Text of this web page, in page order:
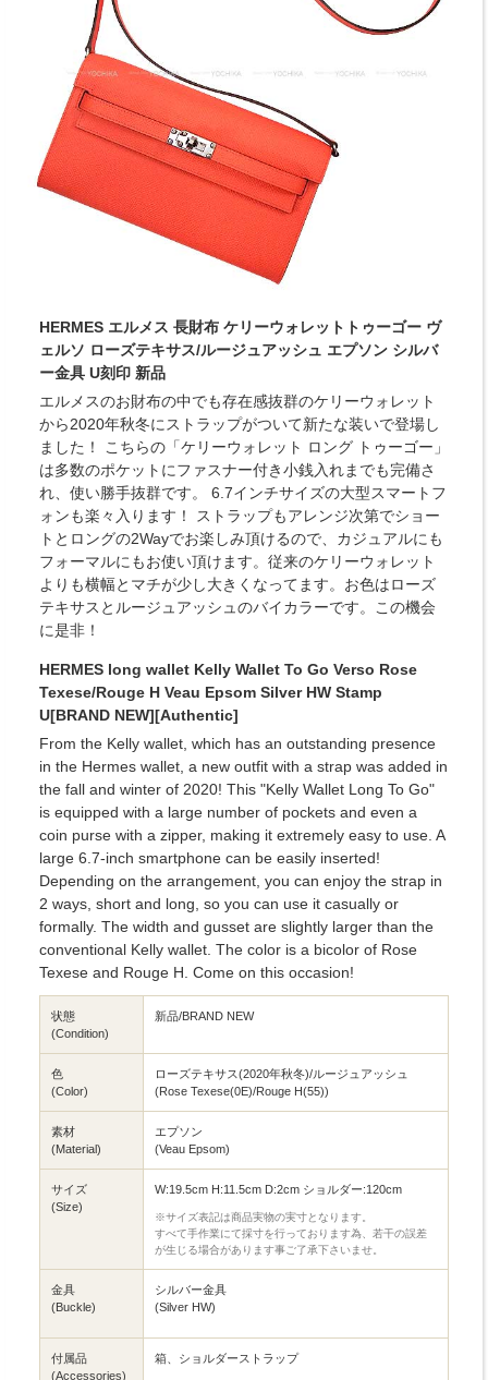
HERMES エルメス 長財布 ケリーウォレットトゥーゴー ヴ
ェルソ ローズテキサス/ルージュアッシュ エプソン シルバ
ー金具 U刻印 新品
エルメスのお財布の中でも存在感抜群のケリーウォレット
から2020年秋冬にストラップがついて新たな装いで登場し
ました！ こちらの「ケリーウォレット ロング トゥーゴー」
は多数のポケットにファスナー付き小銭入れまでも完備さ
れ、使い勝手抜群です。 6.7インチサイズの大型スマートフ
ォンも楽々入ります！ ストラップもアレンジ次第でショー
トとロングの2Wayでお楽しみ頂けるので、カジュアルにも
フォーマルにもお使い頂けます。従来のケリーウォレット
よりも横幅とマチが少し大きくなってます。お色はローズ
テキサスとルージュアッシュのバイカラーです。この機会
に是非！
HERMES long wallet Kelly Wallet To Go Verso Rose
Texese/Rouge H Veau Epsom Silver HW Stamp
U[BRAND NEW][Authentic]
From the Kelly wallet, which has an outstanding presence
in the Hermes wallet, a new outfit with a strap was added in
the fall and winter of 2020! This "Kelly Wallet Long To Go"
is equipped with a large number of pockets and even a
coin purse with a zipper, making it extremely easy to use. A
large 6.7-inch smartphone can be easily inserted!
Depending on the arrangement, you can enjoy the strap in
2 ways, short and long, so you can use it casually or
formally. The width and gusset are slightly larger than the
conventional Kelly wallet. The color is a bicolor of Rose
Texese and Rouge H. Come on this occasion!
状態
(Condition)
新品/BRAND NEW
色
(Color)
ローズテキサス(2020年秋冬)/ルージュアッシュ
(Rose Texese(0E)/Rouge H(55))
素材
(Material)
エプソン
(Veau Epsom)
サイズ
(Size)
W:19.5cm H:11.5cm D:2cm ショルダー:120cm
※サイズ表記は商品実物の実寸となります。
すべて手作業にて採寸を行っております為、若干の誤差
が生じる場合があります事ご了承下さいませ。
金具
(Buckle)
シルバー金具
(Silver HW)
付属品
(Accessories)
箱、ショルダーストラップ